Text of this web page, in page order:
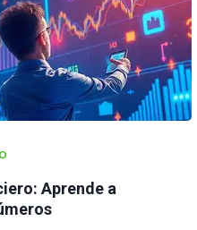
Aprende a